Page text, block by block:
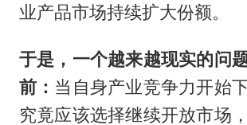
业产品市场持续扩大份额。
于是，一个越来越现实的问
前： 当自身产业竞争力开始
究竟应该选择继续开放市场